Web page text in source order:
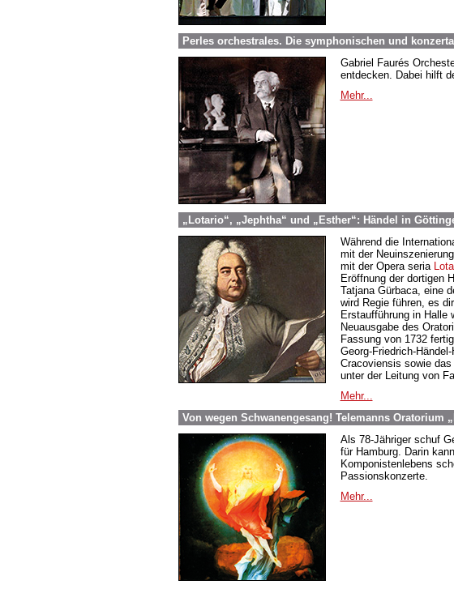
Perles orchestrales. Die symphonischen und
Gabriel Faurés
entdecken. Dabei hilft
Mehr...
„Lotario“, „Jephtha“ und „Esther“: Händel in
Während die
mit der
mit der Opera seria
Eröffnung der dortigen
Tatjana Gürbaca, eine
wird Regie führen, es
Erstaufführung in Halle
Neuausgabe des
Fassung von 1732
Georg-Friedrich-
Cracoviensis sowie
unter der Leitung von
Mehr...
Von wegen Schwanengesang! Telemanns Oratorium
Als 78-Jähriger schuf
für Hamburg. Darin
Komponistenlebens
Passionskonzerte.
Mehr...